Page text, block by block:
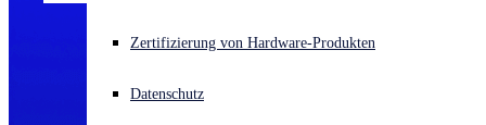
Akuter Cyberangriff? Fordern Sie Sofort-Hilfe an
Zertifizierung von Hardware-Produkten
Datenschutz